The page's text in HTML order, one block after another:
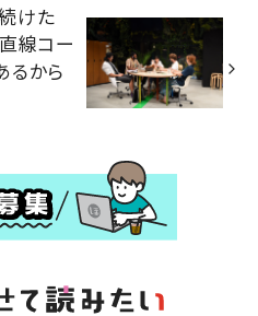
けた
線コー
るから